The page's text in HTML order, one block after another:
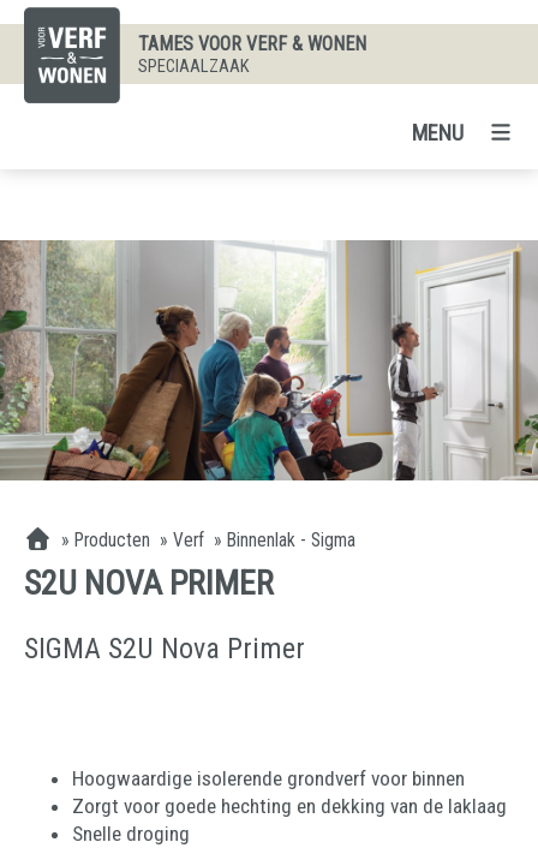
TAMES VOOR VERF & WONEN
SPECIAALZAAK
MENU
» Producten »Verf » Binnenlak - Sigma
S2U NOVA PRIMER
SIGMA S2U Nova Primer
Hoogwaardige isolerende grondverf voor binnen
Zorgt voor goede hechting en dekking van de laklaag
Snelle droging